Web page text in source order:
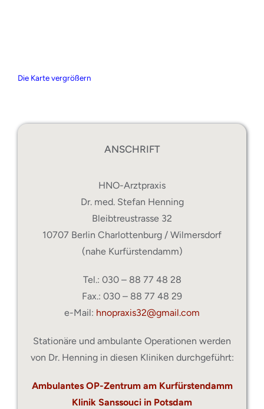
Die Karte vergrößern
ANSCHRIFT
HNO-Arztpraxis
Dr. med. Stefan Henning
Bleibtreustrasse 32
10707 Berlin Charlottenburg / Wilmersdorf
(nahe Kurfürstendamm)
Tel.: 030 – 88 77 48 28
Fax.: 030 – 88 77 48 29
e-Mail: hnopraxis32@gmail.com
Stationäre und ambulante Operationen werden
von Dr. Henning in diesen Kliniken durchgeführt:
Ambulantes OP-Zentrum am Kurfürstendamm
Klinik Sanssouci in Potsdam